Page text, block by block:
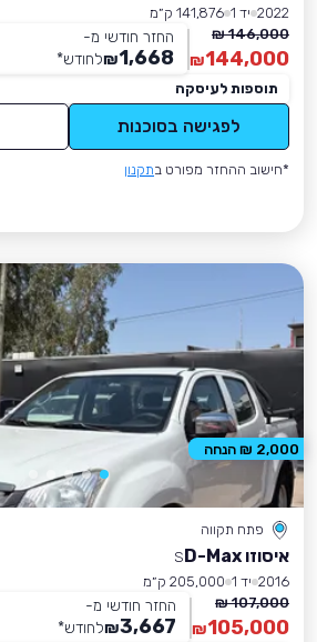
2022 יד 1
141,876 ק״מ
146,000 ₪
144,000
₪
החזר חודשי מ-
1,668
₪לחודש*
תוספות לעיסקה
לפגישה בסוכנות
*חישוב ההחזר מפורט בתקנון
פתח תקווה
איסוזו D-Max
S
2016 יד 1
205,000 ק״מ
107,000 ₪
105,000
₪
החזר חודשי מ-
3,667
₪לחודש*
2,000 ₪ הנחה